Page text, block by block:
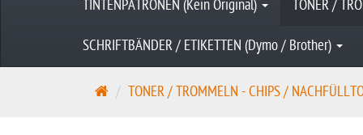
TINTENPATRONEN (Kein Original) TONER /
SCHRIFTBÄNDER / ETIKETTEN (Dymo / Brother)
S
TONER / TROMMELN - CHIPS /